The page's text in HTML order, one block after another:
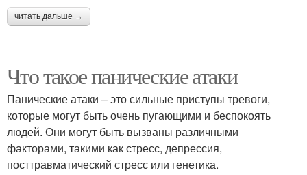
читать дальше →
Что такое панические атаки
Панические атаки – это сильные приступы тревоги,
которые могут быть очень пугающими и беспокоять
людей. Они могут быть вызваны различными
факторами, такими как стресс, депрессия,
посттравматический стресс или генетика.